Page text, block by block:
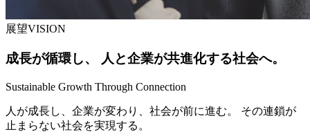
展望VISION
成長が循環し、 人と企業が共進化する社会へ。
Sustainable Growth Through Connection
人が成長し、企業が変わり、社会が前に進む。 その連鎖が
止まらない社会を実現する。